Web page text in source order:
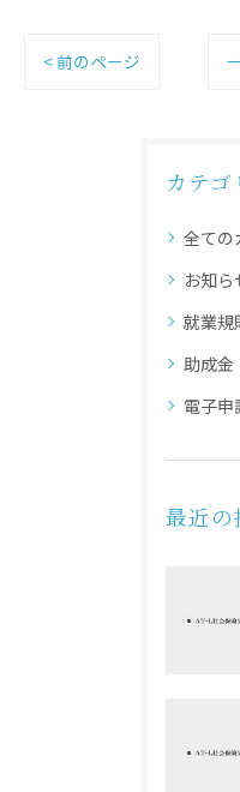
< 前のページ
カテゴ
全ての
お知ら
就業規
助成金
電子申
最近の